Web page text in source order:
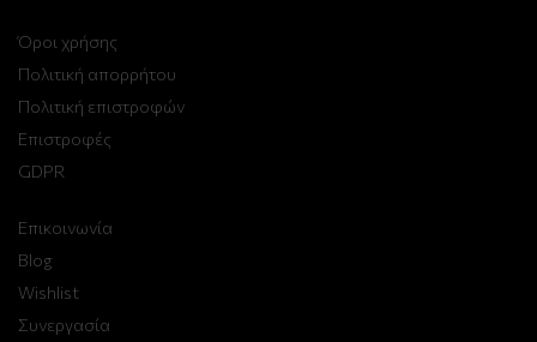
Όροι χρήσης
Πολιτική απορρήτου
Πολιτική επιστροφών
Επιστροφές
GDPR
Επικοινωνία
Blog
Wishlist
Συνεργασία